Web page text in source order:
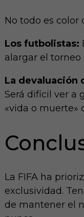
No todo es color
Los futbolistas:
alargar el torneo
La devaluación
Será difícil ver a
«vida o muerte»
La FIFA ha
exclusividad.
de mantener el